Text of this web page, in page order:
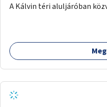
A Kálvin téri aluljáróban